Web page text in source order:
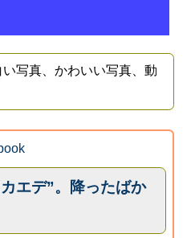
写真、かわいい写真、動
エデ”。降ったばか